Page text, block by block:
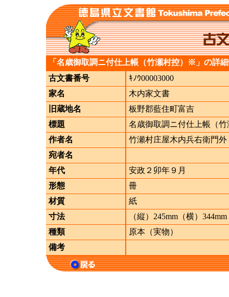
「名歳御取調ニ付仕上帳（竹瀬村控）※」の詳
古文書番号
ｷﾉｳ00003000
家名
木内家文書
旧蔵地名
板野郡藍住町富吉
標題
名歳御取調ニ付仕上帳（
作者名
竹瀬村庄屋木内兵右衛門外
宛者名
年代
安政２卯年９月
形態
冊
材質
紙
寸法
（縦）245mm（横）344mm
種類
原本（実物）
備考